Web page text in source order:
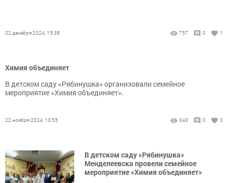
02 декабря 2024, 15:38 757 0 1
Химия объединяет
В детском саду «Рябинушка» организовали семейное
мероприятие «Химия объединяет».
22 ноября 2024, 10:55 343 0 0
В детском саду «Рябинушка»
Менделеевска провели семейное
мероприятие «Химия объединяет»